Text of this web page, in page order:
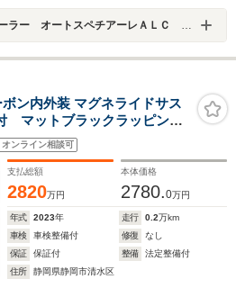
トスペチアーレＡＬＣ ＭＯＴＯＲＳ ＧＲＯＵＰ
ン内外装 マグネライドサス
マットブラックラッピン
ドカットホイール ブラッ
プ ベンチレーテッドフル
オンライン相談可
支払総額
2820万円
本体価格
2780.0万円
年式 2023年 走行 0.2万km
車検
車検整備付 修復
なし
保証
保証付 整備
法定整備付
住所
静岡県静岡市清水区